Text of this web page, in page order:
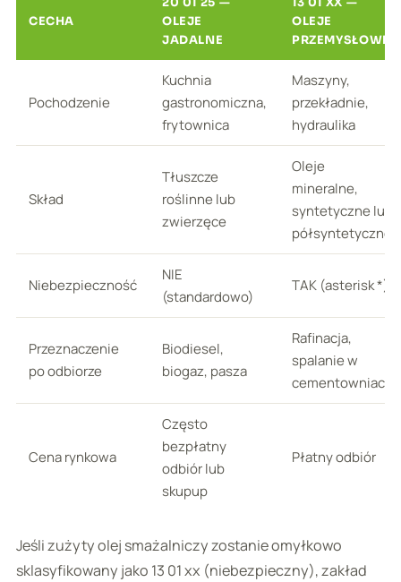
CECHA
OLEJE
JADALNE
OLEJE
PRZEMYSŁOWE
Pochodzenie
Kuchnia
gastronomiczna,
frytownica
Maszyny,
przekładnie,
hydraulika
Skład
Tłuszcze
roślinne lub
zwierzęce
Oleje
mineralne,
syntetyczne lub
półsyntetyczne
Niebezpieczność
NIE
(standardowo)
TAK (asterisk *)
Przeznaczenie
po odbiorze
Biodiesel,
biogaz, pasza
Rafinacja,
spalanie w
cementowniach
Cena rynkowa
Często
bezpłatny
odbiór lub
skupup
Płatny odbiór
Jeśli zużyty olej smażalniczy zostanie omyłkowo
sklasyfikowany jako 13 01 xx (niebezpieczny), zakład